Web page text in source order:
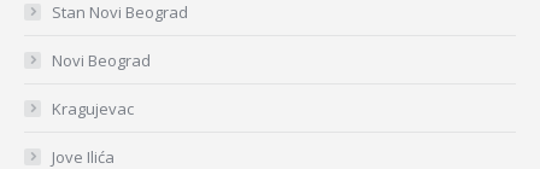
Stan Novi Beograd
Novi Beograd
Kragujevac
Jove Ilića